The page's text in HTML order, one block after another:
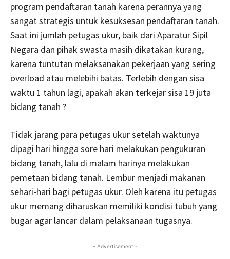
program pendaftaran tanah karena perannya yang
sangat strategis untuk kesuksesan pendaftaran tanah.
Saat ini jumlah petugas ukur, baik dari Aparatur Sipil
Negara dan pihak swasta masih dikatakan kurang,
karena tuntutan melaksanakan pekerjaan yang sering
overload atau melebihi batas. Terlebih dengan sisa
waktu 1 tahun lagi, apakah akan terkejar sisa 19 juta
bidang tanah ?
Tidak jarang para petugas ukur setelah waktunya
dipagi hari hingga sore hari melakukan pengukuran
bidang tanah, lalu di malam harinya melakukan
pemetaan bidang tanah. Lembur menjadi makanan
sehari-hari bagi petugas ukur. Oleh karena itu petugas
ukur memang diharuskan memiliki kondisi tubuh yang
bugar agar lancar dalam pelaksanaan tugasnya.
- Advertisement -